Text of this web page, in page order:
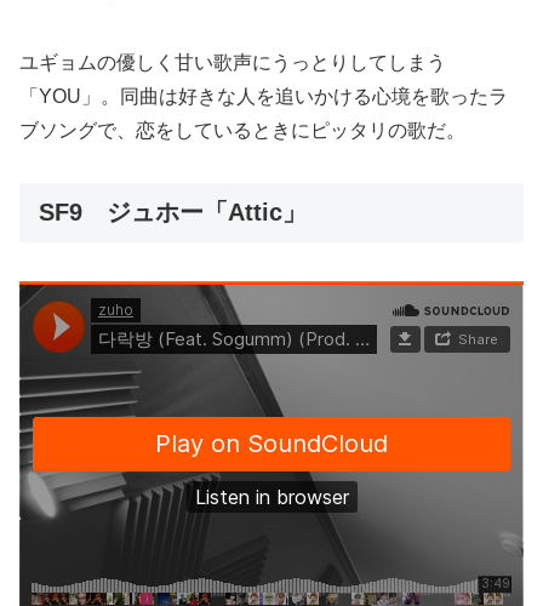
ユギョムの優しく甘い歌声にうっとりしてしまう
「YOU」。同曲は好きな人を追いかける心境を歌ったラ
ブソングで、恋をしているときにピッタリの歌だ。
SF9 ジュホー「Attic」